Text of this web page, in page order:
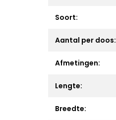
Soort:
Aantal per doos:
Afmetingen:
Lengte:
Breedte: